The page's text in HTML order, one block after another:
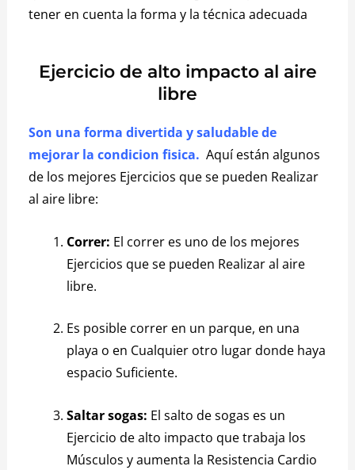
tener en cuenta la forma y la técnica adecuada
Ejercicio de alto impacto al aire
libre
Son una forma divertida y saludable de
mejorar la condicion fisica. Aquí están algunos
de los mejores Ejercicios que se pueden Realizar
al aire libre:
Correr: El correr es uno de los mejores
Ejercicios que se pueden Realizar al aire
libre.
Es posible correr en un parque, en una
playa o en Cualquier otro lugar donde haya
espacio Suficiente.
Saltar sogas: El salto de sogas es un
Ejercicio de alto impacto que trabaja los
Músculos y aumenta la Resistencia Cardio